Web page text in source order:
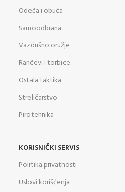
Odeća i obuća
Samoodbrana
Vazdušno oružje
Rančevi i torbice
Ostala taktika
Streličarstvo
Pirotehnika
KORISNIČKI SERVIS
Politika privatnosti
Uslovi korišćenja